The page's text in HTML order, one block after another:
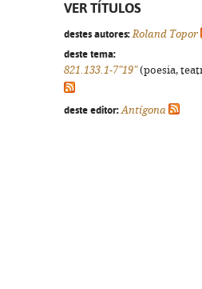
VER TÍTULOS
destes autores: Roland Topor
deste tema:
821.133.1-7"19"(poesia,
deste editor: Antígona